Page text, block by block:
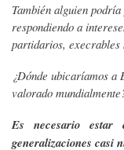
También alguien
respondiendo a
partidarios, execrables
¿Dónde ubicaríamos
valorado
Es necesario estar
generalizaciones casi